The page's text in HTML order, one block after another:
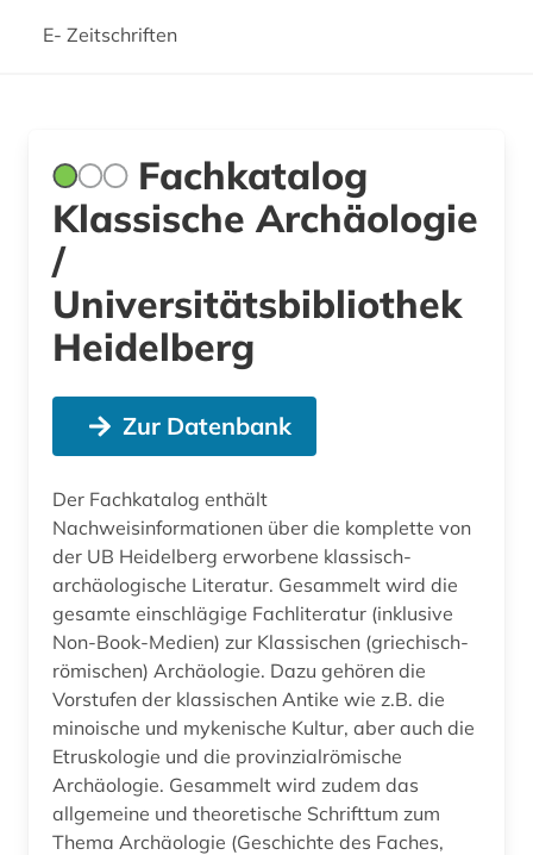
E- Zeitschriften
Fachkatalog
Klassische Archäologie
/
Universitätsbibliothek
Heidelberg
Zur Datenbank
Der Fachkatalog enthält
Nachweisinformationen über die komplette von
der UB Heidelberg erworbene klassisch-
archäologische Literatur. Gesammelt wird die
gesamte einschlägige Fachliteratur (inklusive
Non-Book-Medien) zur Klassischen (griechisch-
römischen) Archäologie. Dazu gehören die
Vorstufen der klassischen Antike wie z.B. die
minoische und mykenische Kultur, aber auch die
Etruskologie und die provinzialrömische
Archäologie. Gesammelt wird zudem das
allgemeine und theoretische Schrifttum zum
Thema Archäologie (Geschichte des Faches,